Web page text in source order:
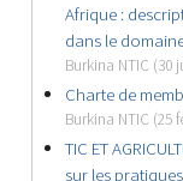
Afrique :
dans le
Burkina NTIC (30
Charte de
Burkina NTIC (25
TIC ET
sur les